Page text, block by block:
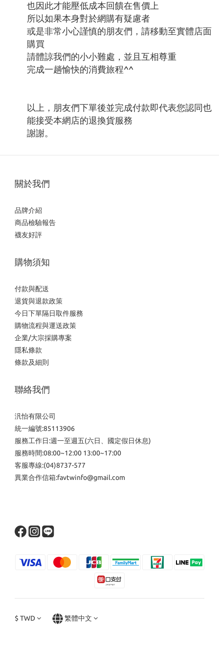
也因此才能壓低成本回饋在售價上
所以如果本身對於網購有疑慮者
或是非常小心謹慎的朋友們，請移動至實體店面
購買
請體諒我們的小小難處，並且互相尊重
完成一趟愉快的消費旅程^^
以上，朋友們下單後並完成付款即代表您認同也
能接受本網店的退換貨服務
謝謝。
關於我們
品牌介紹
商品檢驗報告
襪友好評
購物須知
付款與配送
退貨與退款政策
今日下單隔日取件服務
購物流程與運送政策
企業/大宗採購專案
隱私條款
條款及細則
聯絡我們
汎怡有限公司
統一編號:85113906
服務工作日:週一至週五(六日、國定假日休息)
服務時間:08:00~12:00 13:00~17:00
客服專線:(04)8737-577
異業合作信箱:favtwinfo@gmail.com
$ TWD 繁體中文